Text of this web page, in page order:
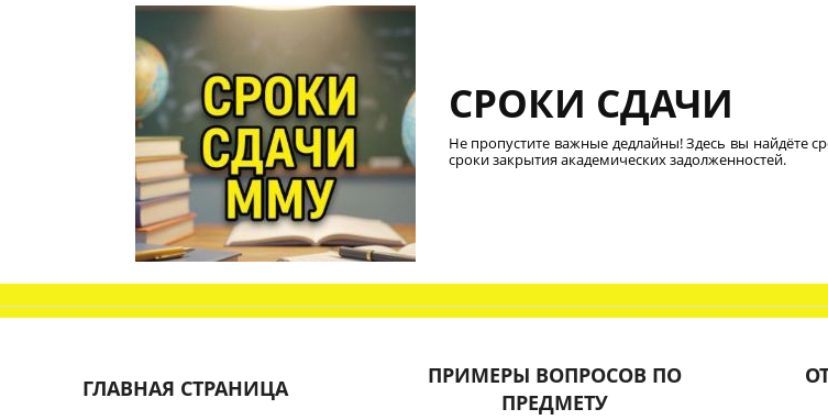
СРОКИ СДАЧИ
Не пропустите важные дедлайны! Здесь вы найдёте
сроки закрытия академических задолженностей.
ГЛАВНАЯ СТРАНИЦА
ПРИМЕРЫ ВОПРОСОВ ПО
ПРЕДМЕТУ